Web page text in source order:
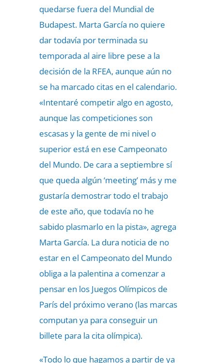
quedarse fuera del Mundial de
Budapest. Marta García no quiere
dar todavía por terminada su
temporada al aire libre pese a la
decisión de la RFEA, aunque aún no
se ha marcado citas en el calendario.
«Intentaré competir algo en agosto,
aunque las competiciones son
escasas y la gente de mi nivel o
superior está en ese Campeonato
del Mundo. De cara a septiembre sí
que queda algún ‘meeting’ más y me
gustaría demostrar todo el trabajo
de este año, que todavía no he
sabido plasmarlo en la pista», agrega
Marta García. La dura noticia de no
estar en el Campeonato del Mundo
obliga a la palentina a comenzar a
pensar en los Juegos Olímpicos de
París del próximo verano (las marcas
computan ya para conseguir un
billete para la cita olímpica).
«Todo lo que hagamos a partir de ya